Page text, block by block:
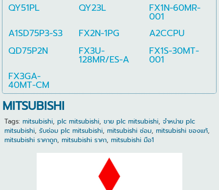
QY51PL
QY23L FX1N-60MR-
001
A1SD75P3-S3
FX2N-1PG
A2CCPU
QD75P2N
FX3U-
128MR/ES-A
FX1S-30MT-
001
FX3GA-
40MT-CM
MITSUBISHI
Tags: mitsubishi, plc mitsubishi, ขาย plc mitsubishi, จำหน่าย plc
mitsubishi, รับซ่อม plc mitsubishi, mitsubishi ซ่อม, mitsubishi ของแท้,
mitsubishi ราคาถูก, mitsubishi ราคา, mitsubishi มือ1